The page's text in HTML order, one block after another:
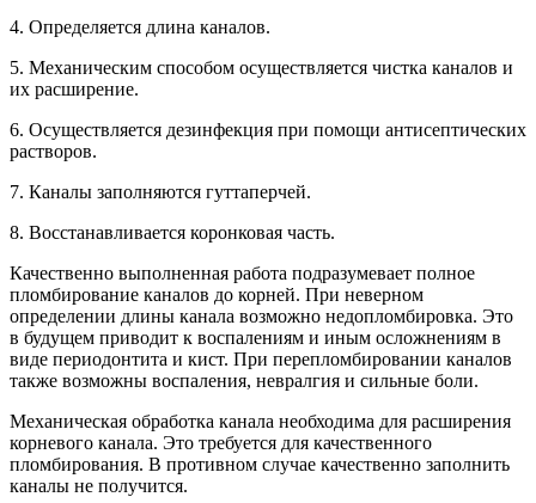
4. Определяется длина каналов.
5. Механическим способом осуществляется чистка каналов и
их расширение.
6. Осуществляется дезинфекция при помощи антисептических
растворов.
7. Каналы заполняются гуттаперчей.
8. Восстанавливается коронковая часть.
Качественно выполненная работа подразумевает полное
пломбирование каналов до корней. При неверном
определении длины канала возможно недопломбировка. Это
в будущем приводит к воспалениям и иным осложнениям в
виде периодонтита и кист. При перепломбировании каналов
также возможны воспаления, невралгия и сильные боли.
Механическая обработка канала необходима для расширения
корневого канала. Это требуется для качественного
пломбирования. В противном случае качественно заполнить
каналы не получится.